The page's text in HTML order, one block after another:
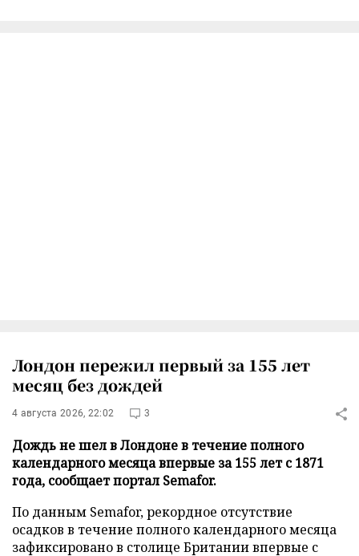
Лондон пережил первый за 155 лет
месяц без дождей
4 августа 2026, 22:02 3
Дождь не шел в Лондоне в течение полного
календарного месяца впервые за 155 лет с 1871
года, сообщает портал Semafor.
По данным Semafor, рекордное отсутствие
осадков в течение полного календарного месяца
зафиксировано в столице Британии впервые с